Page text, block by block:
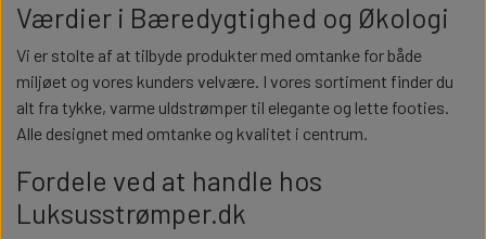
Værdier i Bæredygtighed og Økologi
Vi er stolte af at tilbyde produkter med omtanke for både
miljøet og vores kunders velvære. I vores sortiment finder du
alt fra tykke, varme uldstrømper til elegante og lette footies.
Alle designet med omtanke og kvalitet i centrum.
Fordele ved at handle hos
Luksusstrømper.dk